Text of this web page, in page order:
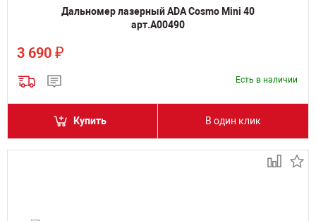
Дальномер лазерный ADA Cosmo Mini 40
арт.А00490
3 690 ₽
Есть в наличии
Купить В один клик